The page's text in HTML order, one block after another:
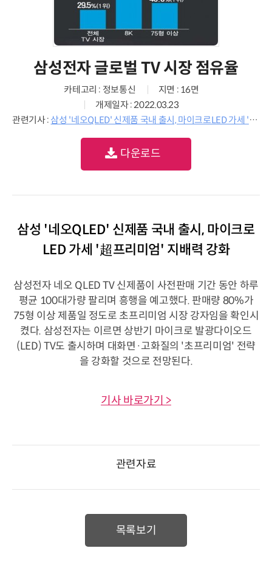
삼성전자 글로벌 TV 시장 점유율
카테고리 : 정보통신
지면 : 16면
개제일자 : 2022.03.23
관련기사 : 삼성 '네오QLED' 신제품 국내 출시, 마이크로LED 가세 '超프리미엄' 지배력 강화
다운로드
삼성 '네오QLED' 신제품 국내 출시, 마이크로
LED 가세 '超프리미엄' 지배력 강화
삼성전자 네오 QLED TV 신제품이 사전판매 기간 동안 하루
평균 100대가량 팔리며 흥행을 예고했다. 판매량 80%가
75형 이상 제품일 정도로 초프리미엄 시장 강자임을 확인시
켰다. 삼성전자는 이르면 상반기 마이크로 발광다이오드
(LED) TV도 출시하며 대화면·고화질의 '초프리미엄' 전략
을 강화할 것으로 전망된다.
기사 바로가기 >
관련자료
목록보기